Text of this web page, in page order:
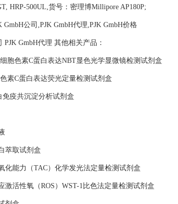
HRP-500UL,货号：密理博Millipore AP180P;
GmbH公司,PJK GmbH代理,PJK GmbH价格
PJK GmbH代理 其他相关产品：
胞色素C蛋白表达NBT显色光学显微镜检测试剂盒
素C蛋白表达荧光定量检测试剂盒
免疫共沉淀分析试剂盒
萃取试剂盒
化能力（TAC）化学发光法定量检测试剂盒
激活性氧（ROS）WST-1比色法定量检测试剂盒